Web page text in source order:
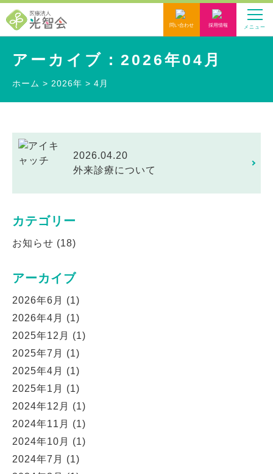
問い合わせ 採用情報 メニュー
アーカイブ：2026年04月
ホーム > 2026年 > 4月
2026.04.20
外来診療について
カテゴリー
お知らせ (18)
アーカイブ
2026年6月
(1)
2026年4月
(1)
2025年12月
(1)
2025年7月
(1)
2025年4月
(1)
2025年1月
(1)
2024年12月
(1)
2024年11月
(1)
2024年10月
(1)
2024年7月
(1)